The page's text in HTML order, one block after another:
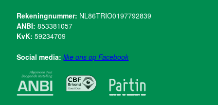
Rekeningnummer: NL86TRIO0197792839
ANBI: 853381057
KvK: 59234709
Social media:like ons op Facebook